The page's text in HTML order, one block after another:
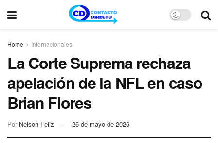
Home Internacionales
La Corte Suprema rechaza
apelación de la NFL en caso
Brian Flores
Por Nelson Feliz 26 de mayo de 2026